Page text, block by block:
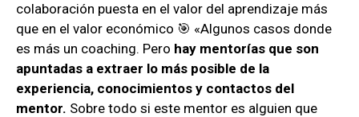
colaboración puesta en el valor del aprendizaje más
que en el valor económico 🎯 «Algunos casos donde
es más un coaching. Pero hay mentorías que son
apuntadas a extraer lo más posible de la
experiencia, conocimientos y contactos del
mentor. Sobre todo si este mentor es alguien que